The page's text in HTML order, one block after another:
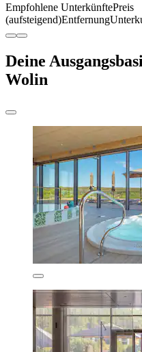
Empfohlene UnterkünftePreis
(aufsteigend)Entfernung
Deine
Wolin